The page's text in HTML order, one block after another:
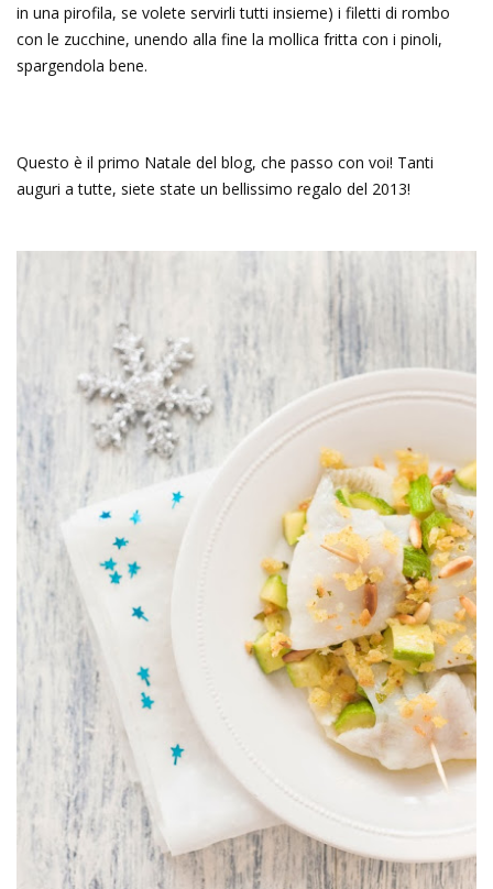
in una pirofila, se volete servirli tutti insieme) i filetti di rombo
con le zucchine, unendo alla fine la mollica fritta con i pinoli,
spargendola bene.
Questo è il primo Natale del blog, che passo con voi! Tanti
auguri a tutte, siete state un bellissimo regalo del 2013!